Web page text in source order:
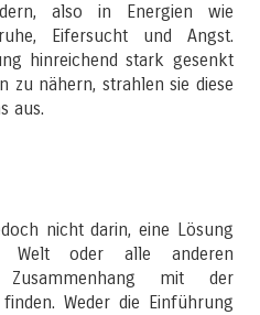
also in Energien wie
Eifersucht und Angst.
hinreichend stark gesenkt
zu nähern, strahlen sie diese
aus.
nicht darin, eine Lösung
oder alle anderen
Zusammenhang mit der
Weder die Einführung